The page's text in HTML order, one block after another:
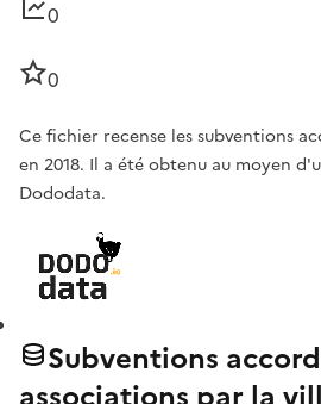
0
0
Ce fichier recense les subventions
en 2018. Il a été obtenu au moyen
Dododata.
Subventions